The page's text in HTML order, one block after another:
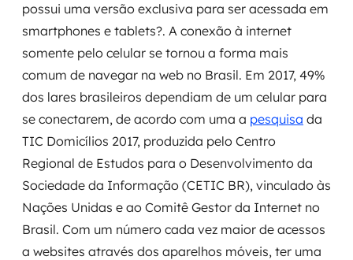
Modernização tecnológica
Arquitetura de soluções
Migração para Cloud
Transformação digital
UX / UI design
Sustentar operações com eficiência
Sustentação de aplicações
possui uma versão exclusiva para ser acessada em
smartphones e tablets?. A conexão à internet
somente pelo celular se tornou a forma mais
comum de navegar na web no Brasil. Em 2017, 49%
dos lares brasileiros dependiam de um celular para
se conectarem, de acordo com uma a pesquisa da
TIC Domicílios 2017, produzida pelo Centro
Regional de Estudos para o Desenvolvimento da
Sociedade da Informação (CETIC BR), vinculado às
Nações Unidas e ao Comitê Gestor da Internet no
Brasil. Com um número cada vez maior de acessos
a websites através dos aparelhos móveis, ter uma